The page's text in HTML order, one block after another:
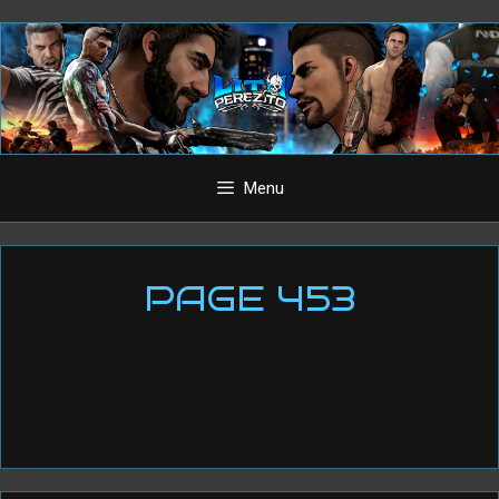
Aller
au
contenu
Menu
PAGE 453